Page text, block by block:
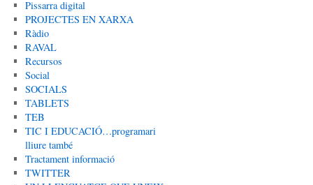
Pissarra digital
PROJECTES EN XARXA
Ràdio
RAVAL
Recursos
Social
SOCIALS
TABLETS
TEB
TIC I EDUCACIÓ…programari
lliure també
Tractament informació
TWITTER